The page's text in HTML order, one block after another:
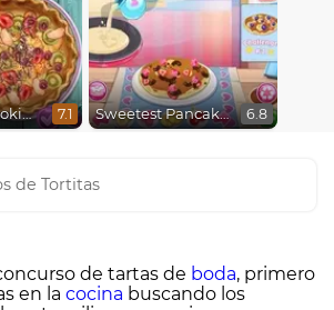
Pie Realife Cooking 7.1 Sweetest Pancake Challenge 6.8
de Tortitas
de tartas de boda, primero
en la cocina buscando los